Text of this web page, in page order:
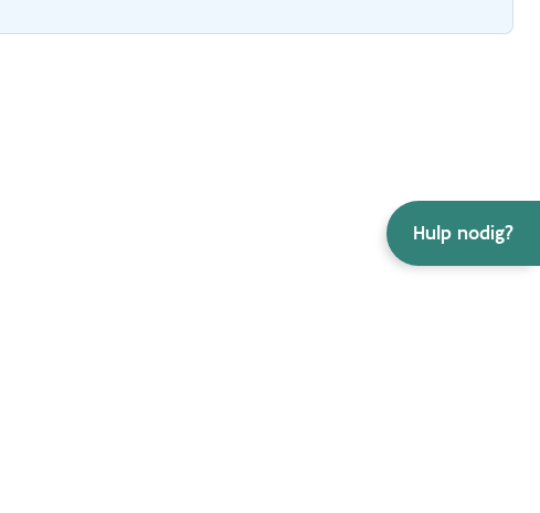
Hulp nodig?